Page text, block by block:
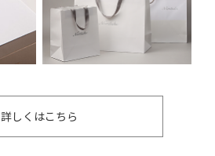
詳しくはこちら